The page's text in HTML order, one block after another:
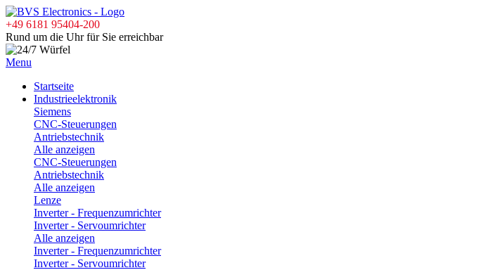
+49 6181 95404-200
Rund um die Uhr für Sie erreichbar
Menu
Startseite
Industrieelektronik
Siemens
CNC-Steuerungen
Antriebstechnik
Alle anzeigen
CNC-Steuerungen
Antriebstechnik
Alle anzeigen
Lenze
Inverter - Frequenzumrichter
Inverter - Servoumrichter
Alle anzeigen
Inverter - Frequenzumrichter
Inverter - Servoumrichter